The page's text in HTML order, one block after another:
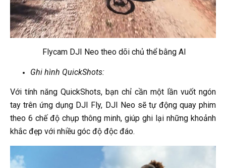
Flycam DJI Neo theo dõi chủ thể bằng AI
Ghi hình QuickShots:
Với tính năng QuickShots, bạn chỉ cần một lần vuốt ngón
tay trên ứng dụng DJI Fly, DJI Neo sẽ tự động quay phim
theo 6 chế độ chụp thông minh, giúp ghi lại những khoảnh
khắc đẹp với nhiều góc độ độc đáo.